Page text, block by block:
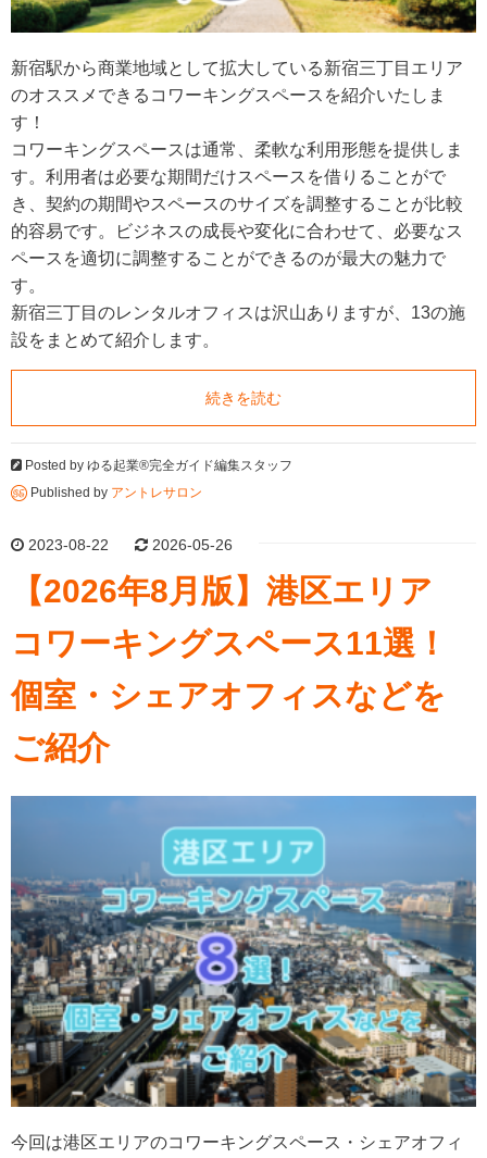
新宿駅から商業地域として拡大している新宿三丁目エリア
のオススメできるコワーキングスペースを紹介いたしま
す！
コワーキングスペースは通常、柔軟な利用形態を提供しま
す。利用者は必要な期間だけスペースを借りることがで
き、契約の期間やスペースのサイズを調整することが比較
的容易です。ビジネスの成長や変化に合わせて、必要なス
ペースを適切に調整することができるのが最大の魅力で
す。
新宿三丁目のレンタルオフィスは沢山ありますが、13の施
設をまとめて紹介します。
続きを読む
Posted by ゆる起業®完全ガイド編集スタッフ
Published by アントレサロン
2023-08-22 2026-05-26
【2026年8月版】港区エリア
コワーキングスペース11選！
個室・シェアオフィスなどを
ご紹介
今回は港区エリアのコワーキングスペース・シェアオフィ